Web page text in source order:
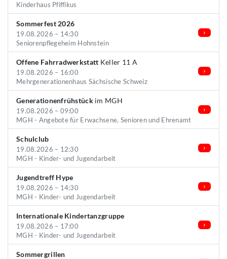
Kinderhaus Pfiffikus
Sommerfest 2026
19.08.2026 – 14:30
Seniorenpflegeheim Hohnstein
Offene Fahrradwerkstatt Keller 11 A
19.08.2026 – 16:00
Mehrgenerationenhaus Sächsische Schweiz
Generationenfrühstückim MGH
19.08.2026 – 09:00
MGH - Angebote für Erwachsene, Senioren und Ehrenamt
Schulclub
19.08.2026 – 12:30
MGH - Kinder- und Jugendarbeit
Jugendtreff Hype
19.08.2026 – 14:30
MGH - Kinder- und Jugendarbeit
Internationale Kindertanzgruppe
19.08.2026 – 17:00
MGH - Kinder- und Jugendarbeit
Sommergrillen